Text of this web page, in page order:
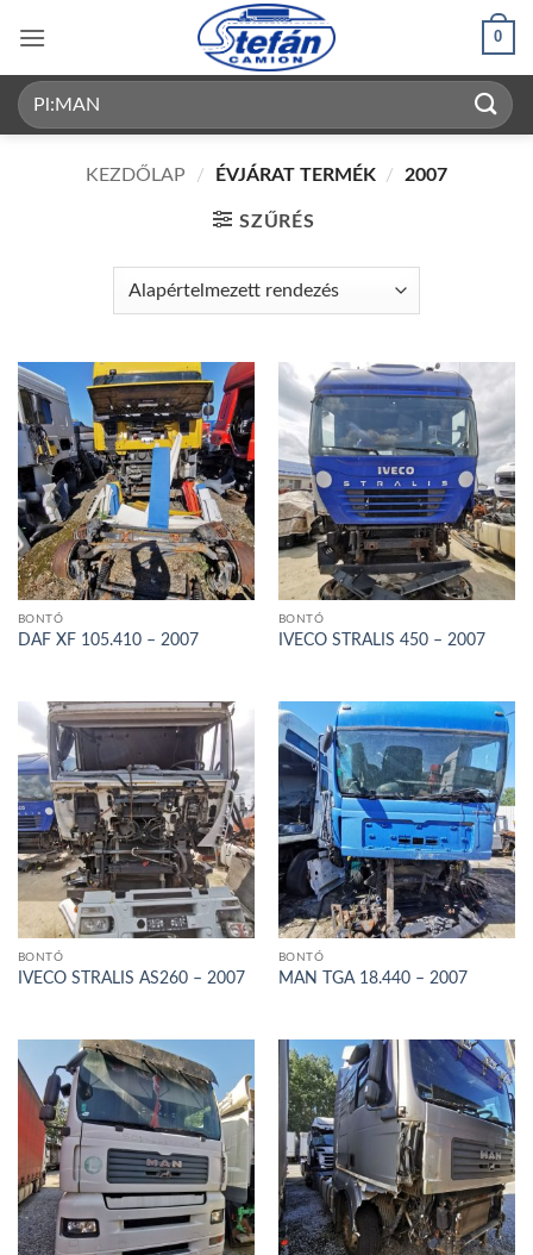
content
0
Keresés
a
KEZDŐLAP / ÉVJÁRAT TERMÉK / 2007
SZŰRÉS
BONTÓ
DAF XF 105.410 – 2007
BONTÓ
IVECO STRALIS 450 – 2007
BONTÓ
IVECO STRALIS AS260 – 2007
BONTÓ
MAN TGA 18.440 – 2007